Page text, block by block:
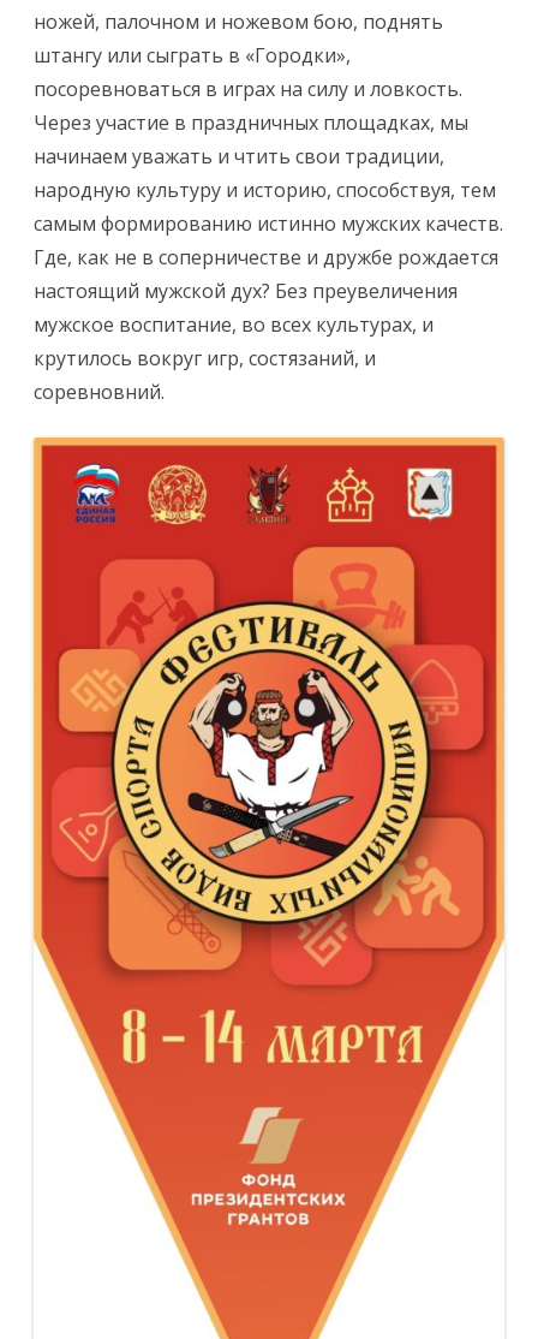
ножей, палочном и ножевом бою, поднять
штангу или сыграть в «Городки»,
посоревноваться в играх на силу и ловкость.
Через участие в праздничных площадках, мы
начинаем уважать и чтить свои традиции,
народную культуру и историю, способствуя, тем
самым формированию истинно мужских качеств.
Где, как не в соперничестве и дружбе рождается
настоящий мужской дух? Без преувеличения
мужское воспитание, во всех культурах, и
крутилось вокруг игр, состязаний, и
соревновний.